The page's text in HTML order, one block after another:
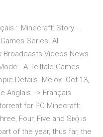
:: Minecraft: Story ...
Series. All
Broadcasts Videos News
- A Telltale Games
Details. Melox. Oct 13,
Anglais --> Français
for PC Minecraft:
Four, Five and Six) is
of the year, thus far, the